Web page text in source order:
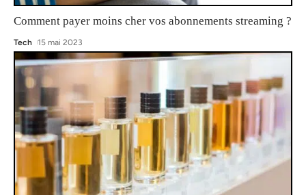
Comment payer moins cher vos abonnements streaming ?
Tech 15 mai 2023